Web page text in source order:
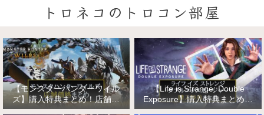
トロネコのトロコン部屋
【モンスターハンターワイル
ズ】購入特典まとめ！店舗特
典・店舗価格比較！
【Life is Strange: Double
Exposure】購入特典まとめ！
店舗特典・店舗価格比較！ライ